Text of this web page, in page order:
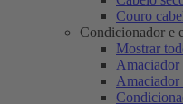
Couro
Condicionador e
Mostrar
Amaciador
Amaciador